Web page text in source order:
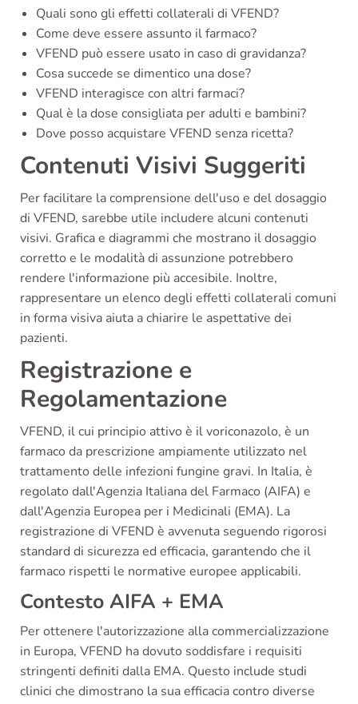
Quali sono gli effetti collaterali di VFEND?
Come deve essere assunto il farmaco?
VFEND può essere usato in caso di gravidanza?
Cosa succede se dimentico una dose?
VFEND interagisce con altri farmaci?
Qual è la dose consigliata per adulti e bambini?
Dove posso acquistare VFEND senza ricetta?
Contenuti Visivi Suggeriti
Per facilitare la comprensione dell'uso e del dosaggio
di VFEND, sarebbe utile includere alcuni contenuti
visivi. Grafica e diagrammi che mostrano il dosaggio
corretto e le modalità di assunzione potrebbero
rendere l'informazione più accesibile. Inoltre,
rappresentare un elenco degli effetti collaterali comuni
in forma visiva aiuta a chiarire le aspettative dei
pazienti.
Registrazione e
Regolamentazione
VFEND, il cui principio attivo è il voriconazolo, è un
farmaco da prescrizione ampiamente utilizzato nel
trattamento delle infezioni fungine gravi. In Italia, è
regolato dall'Agenzia Italiana del Farmaco (AIFA) e
dall'Agenzia Europea per i Medicinali (EMA). La
registrazione di VFEND è avvenuta seguendo rigorosi
standard di sicurezza ed efficacia, garantendo che il
farmaco rispetti le normative europee applicabili.
Contesto AIFA + EMA
Per ottenere l'autorizzazione alla commercializzazione
in Europa, VFEND ha dovuto soddisfare i requisiti
stringenti definiti dalla EMA. Questo include studi
clinici che dimostrano la sua efficacia contro diverse